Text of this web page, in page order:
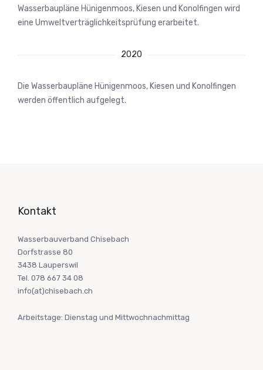
Wasserbaupläne Hünigenmoos, Kiesen und Konolfingen wird
eine Umweltverträglichkeitsprüfung erarbeitet.
2020
Die Wasserbaupläne Hünigenmoos, Kiesen und Konolfingen
werden öffentlich aufgelegt.
Kontakt
Wasserbauverband Chisebach
Dorfstrasse 80
3438 Lauperswil
Tel. 078 667 34 08
info(at)chisebach.ch
Arbeitstage: Dienstag und Mittwochnachmittag